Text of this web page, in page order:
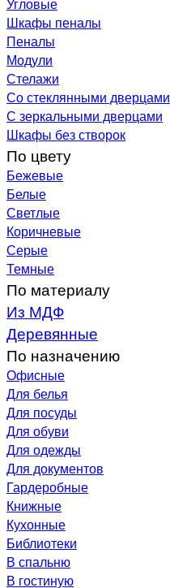
Шкафы пеналы
Пеналы
Модули
Стелажи
Со стеклянными дверцами
С зеркальными дверцами
Шкафы без створок
По цвету
Бежевые
Белые
Светлые
Коричневые
Серые
Темные
По материалу
Из МДФ
Деревянные
По назначению
Офисные
Для белья
Для посуды
Для обуви
Для одежды
Для документов
Гардеробные
Книжные
Кухонные
Библиотеки
В спальню
В гостиную